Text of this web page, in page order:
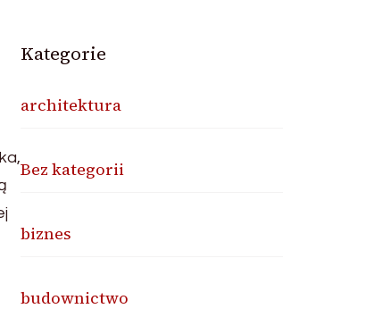
Kategorie
architektura
Bez kategorii
biznes
budownictwo